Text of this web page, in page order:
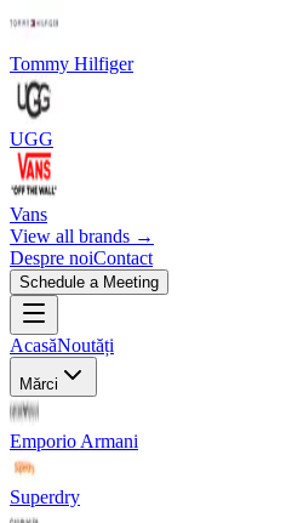
Tommy Hilfiger
UGG
Vans
View all brands →
Despre noiContact
Schedule a Meeting
AcasăNoutăți
Mărci
Emporio Armani
Superdry